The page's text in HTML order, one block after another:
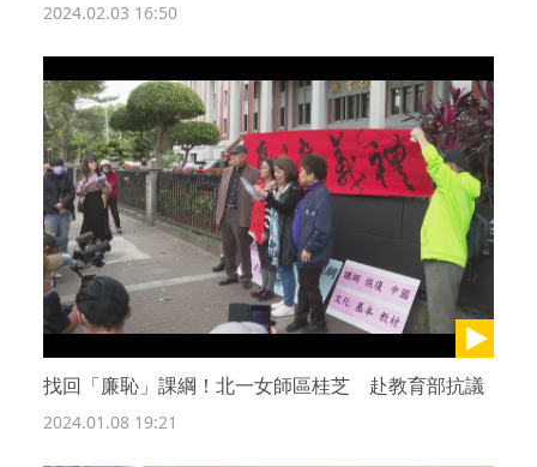
2024.02.03 16:50
找回「廉恥」課綱！北一女師區桂芝 赴教育部抗議
2024.01.08 19:21